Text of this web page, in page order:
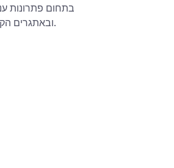
בתחום פתרונות
שנמשיך להיות נכס יקר ערך עבור חברות הזקוקות לסיוע בתשתיות IT ובאתגרים הקשורים לחומרה.